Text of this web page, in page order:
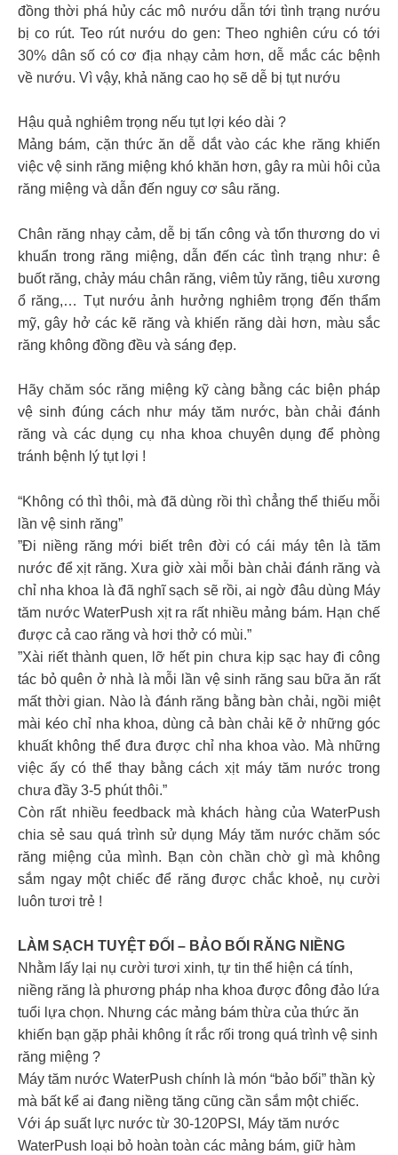
đồng thời phá hủy các mô nướu dẫn tới tình trạng nướu
bị co rút. Teo rút nướu do gen: Theo nghiên cứu có tới
30% dân số có cơ địa nhạy cảm hơn, dễ mắc các bệnh
về nướu. Vì vậy, khả năng cao họ sẽ dễ bị tụt nướu
Hậu quả nghiêm trọng nếu tụt lợi kéo dài ?
Mảng bám, cặn thức ăn dễ dắt vào các khe răng khiến
việc vệ sinh răng miệng khó khăn hơn, gây ra mùi hôi của
răng miệng và dẫn đến nguy cơ sâu răng.
Chân răng nhạy cảm, dễ bị tấn công và tổn thương do vi
khuẩn trong răng miệng, dẫn đến các tình trạng như: ê
buốt răng, chảy máu chân răng, viêm tủy răng, tiêu xương
ổ răng,… Tụt nướu ảnh hưởng nghiêm trọng đến thẩm
mỹ, gây hở các kẽ răng và khiến răng dài hơn, màu sắc
răng không đồng đều và sáng đẹp.
Hãy chăm sóc răng miệng kỹ càng bằng các biện pháp
vệ sinh đúng cách như máy tăm nước, bàn chải đánh
răng và các dụng cụ nha khoa chuyên dụng để phòng
tránh bệnh lý tụt lợi !
“Không có thì thôi, mà đã dùng rồi thì chẳng thể thiếu mỗi
lần vệ sinh răng”
”Đi niềng răng mới biết trên đời có cái máy tên là tăm
nước để xịt răng. Xưa giờ xài mỗi bàn chải đánh răng và
chỉ nha khoa là đã nghĩ sạch sẽ rồi, ai ngờ đâu dùng Máy
tăm nước WaterPush xịt ra rất nhiều mảng bám. Hạn chế
được cả cao răng và hơi thở có mùi.”
”Xài riết thành quen, lỡ hết pin chưa kịp sạc hay đi công
tác bỏ quên ở nhà là mỗi lần vệ sinh răng sau bữa ăn rất
mất thời gian. Nào là đánh răng bằng bàn chải, ngồi miệt
mài kéo chỉ nha khoa, dùng cả bàn chải kẽ ở những góc
khuất không thể đưa được chỉ nha khoa vào. Mà những
việc ấy có thể thay bằng cách xịt máy tăm nước trong
chưa đầy 3-5 phút thôi.”
Còn rất nhiều feedback mà khách hàng của WaterPush
chia sẻ sau quá trình sử dụng Máy tăm nước chăm sóc
răng miệng của mình. Bạn còn chần chờ gì mà không
sắm ngay một chiếc để răng được chắc khoẻ, nụ cười
luôn tươi trẻ !
LÀM SẠCH TUYỆT ĐỐI – BẢO BỐI RĂNG NIỀNG
Nhằm lấy lại nụ cười tươi xinh, tự tin thể hiện cá tính,
niềng răng là phương pháp nha khoa được đông đảo lứa
tuổi lựa chọn. Nhưng các mảng bám thừa của thức ăn
khiến bạn gặp phải không ít rắc rối trong quá trình vệ sinh
răng miệng ?
Máy tăm nước WaterPush chính là món “bảo bối” thần kỳ
mà bất kể ai đang niềng tăng cũng cần sắm một chiếc.
Với áp suất lực nước từ 30-120PSI, Máy tăm nước
WaterPush loại bỏ hoàn toàn các mảng bám, giữ hàm